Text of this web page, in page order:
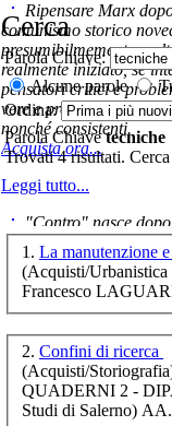
Ripensare Marx
comunismo storico
presumibilmemente
realmente iniziato, se
pensatori critici e
vere e proprie correnti
nonché consistenti.
Acquista ora...
Leggi tutto...
"Contro" nasce
cominciato con la
ripensaremarx. i saggi
questa collaborazione
è teorica, sempre però
presente fase.
Acquista ora...
A feed could not be
http://www.lastampa.it/
Cerca
Parola Chiave:
Alcune parole
Ordina:
Parola Chiavetecniche
Trovati 4 risultati.
1. La manutenzione
(Acquisti/Urbanistica
Francesco
2. Confini di ricerca
(Acquisti/
QUADERNI 2 -
Studi di Salerno)